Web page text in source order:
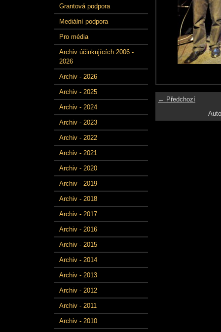
Grantová podpora
Mediální podpora
Pro média
Archiv účinkujících 2006 -
2026
Archiv - 2026
Archiv - 2025
Archiv - 2024
Archiv - 2023
Archiv - 2022
Archiv - 2021
Archiv - 2020
Archiv - 2019
Archiv - 2018
Archiv - 2017
Archiv - 2016
Archiv - 2015
Archiv - 2014
Archiv - 2013
Archiv - 2012
Archiv - 2011
Archiv - 2010
← Předchozí